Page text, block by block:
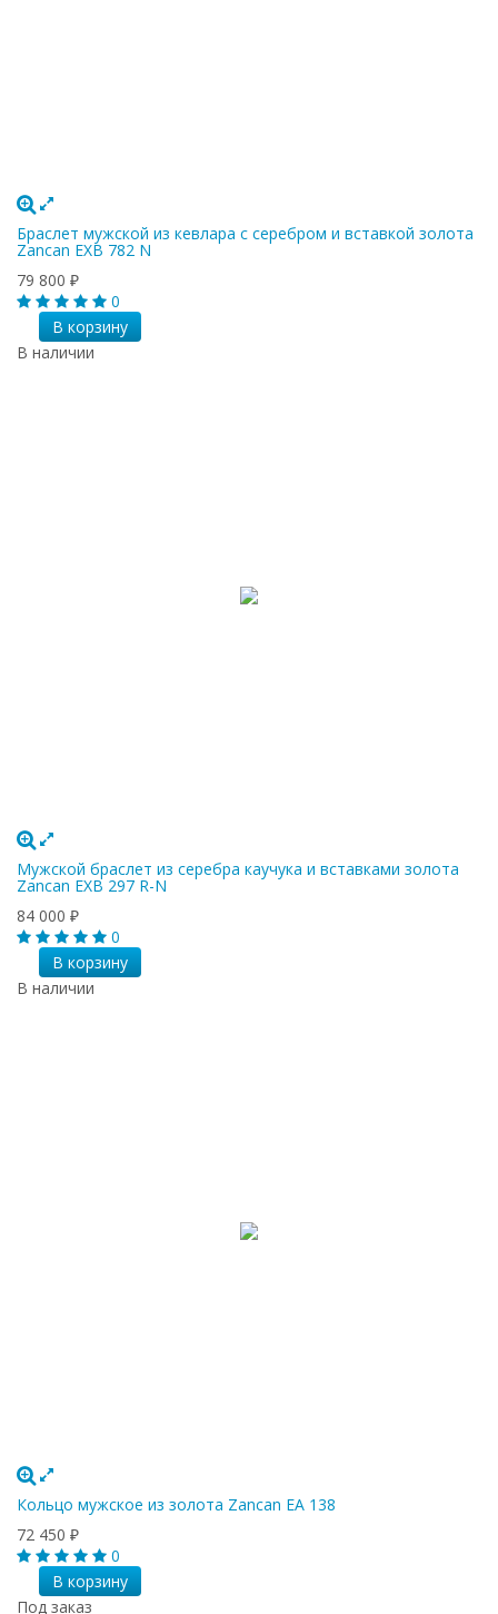
Браслет мужской из кевлара с серебром и вставкой золота
Zancan EXB 782 N
79 800 ₽
0
В корзину
В наличии
Мужской браслет из серебра каучука и вставками золота
Zancan EXB 297 R-N
84 000 ₽
0
В корзину
В наличии
Кольцо мужское из золота Zancan EA 138
72 450 ₽
0
В корзину
Под заказ